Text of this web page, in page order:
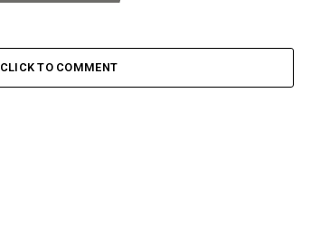
CLICK TO COMMENT